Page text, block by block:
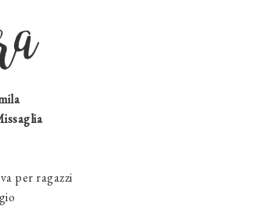
per ragazzi